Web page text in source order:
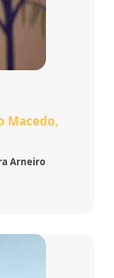
Macedo,
Arneiro